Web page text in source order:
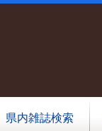
県内雑誌検索